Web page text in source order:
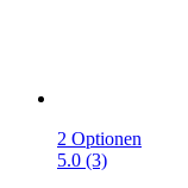
2 Optionen
5.0 (3)